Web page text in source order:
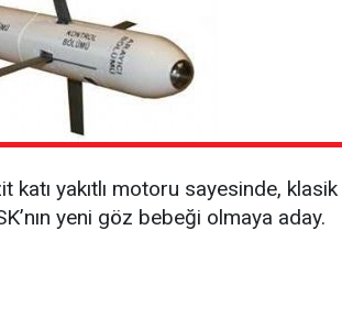
katı yakıtlı motoru sayesinde,
yeni göz bebeği olmaya aday.